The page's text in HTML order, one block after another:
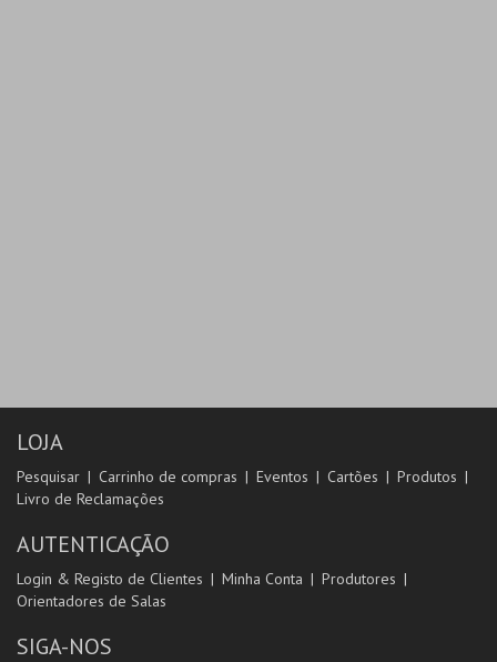
LOJA
Pesquisar Carrinho de compras Eventos Cartões
Produtos
Livro de Reclamações
AUTENTICAÇÃO
Login & Registo de Clientes Minha Conta
Produtores
Orientadores de Salas
SIGA-NOS